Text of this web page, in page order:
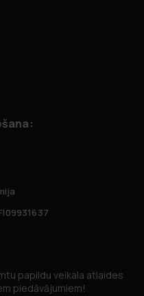
papildu veikala atlaides
piedāvājumiem!